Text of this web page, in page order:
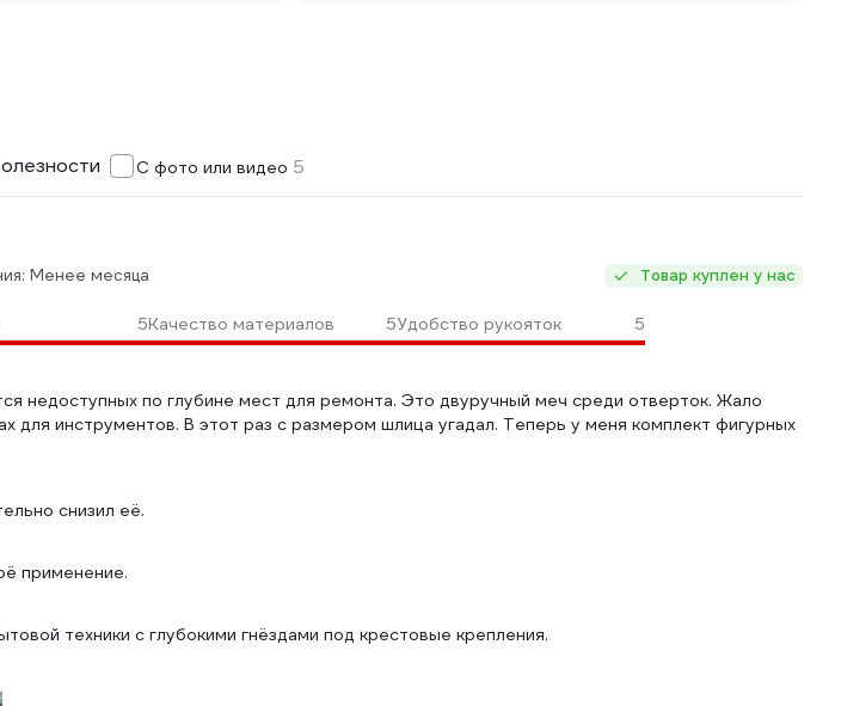
С фото или видео 5
Менее месяца Товар куплен у нас
5Качество материалов 5Удобство рукояток 5
недоступных по глубине мест для ремонта. Это двуручный меч среди отверток. Жало
для инструментов. В этот раз с размером шлица угадал. Теперь у меня комплект фигурных
снизил её.
применение.
техники с глубокими гнёздами под крестовые крепления.